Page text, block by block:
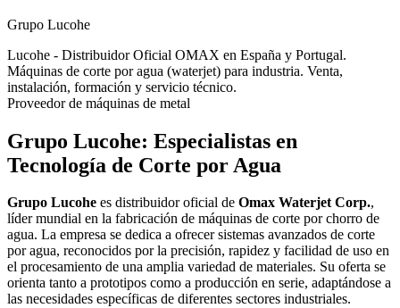
Grupo Lucohe
Lucohe - Distribuidor Oficial OMAX en España y Portugal.
Máquinas de corte por agua (waterjet) para industria. Venta,
instalación, formación y servicio técnico.
Proveedor de máquinas de metal
Grupo Lucohe: Especialistas en
Tecnología de Corte por Agua
Grupo Lucohe es distribuidor oficial de Omax Waterjet Corp.,
líder mundial en la fabricación de máquinas de corte por chorro de
agua. La empresa se dedica a ofrecer sistemas avanzados de corte
por agua, reconocidos por la precisión, rapidez y facilidad de uso en
el procesamiento de una amplia variedad de materiales. Su oferta se
orienta tanto a prototipos como a producción en serie, adaptándose a
las necesidades específicas de diferentes sectores industriales.